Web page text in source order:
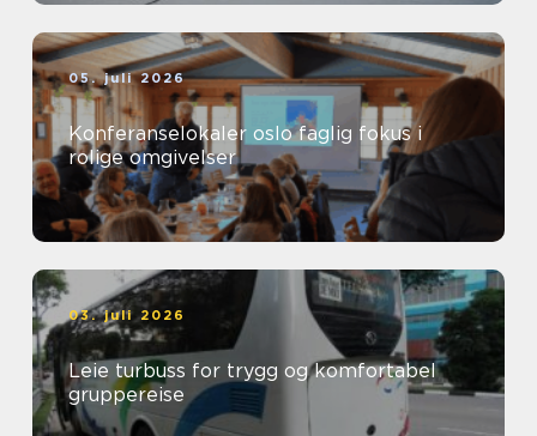
05. juli 2026
Konferanselokaler oslo faglig fokus i
rolige omgivelser
03. juli 2026
Leie turbuss for trygg og komfortabel
gruppereise